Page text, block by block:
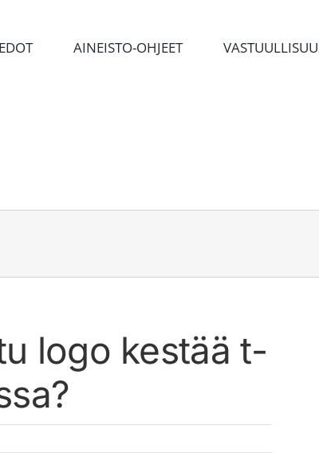
AINEISTO-OHJEET
logo kestää t-